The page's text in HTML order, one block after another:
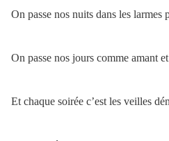
On passe nos nuits dans les larmes
On passe nos jours comme amant
Et chaque soirée c’est les veilles